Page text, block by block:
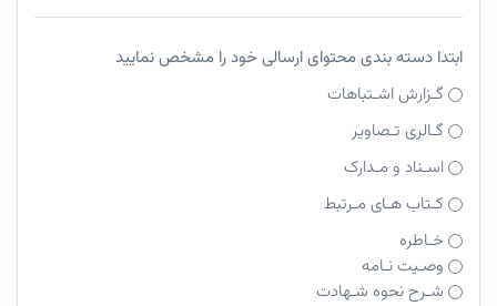
ابتدا دسته بندی محتوای ارسالی خود را مشخص نمایید
گـزارش اشـتباهات
گـالری تـصاویر
اسـناد و مـدارک
کـتاب هـای مـرتبط
خـاطره
وصـیت نـامه
شـرح نحوه شـهادت